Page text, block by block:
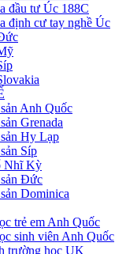
đầu tư Úc 188C
định cư tay nghề Úc
Anh Quốc
Grenada
Hy Lạp
Síp
Nhĩ Kỳ
Đức
Dominica
trẻ em Anh Quốc
sinh viên Anh Quốc
trường học UK